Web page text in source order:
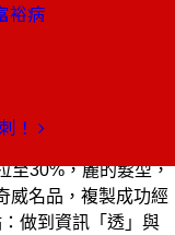
裕病
！
至30%，麗的髮型，
威名品，複製成功經
做到資訊「透」與